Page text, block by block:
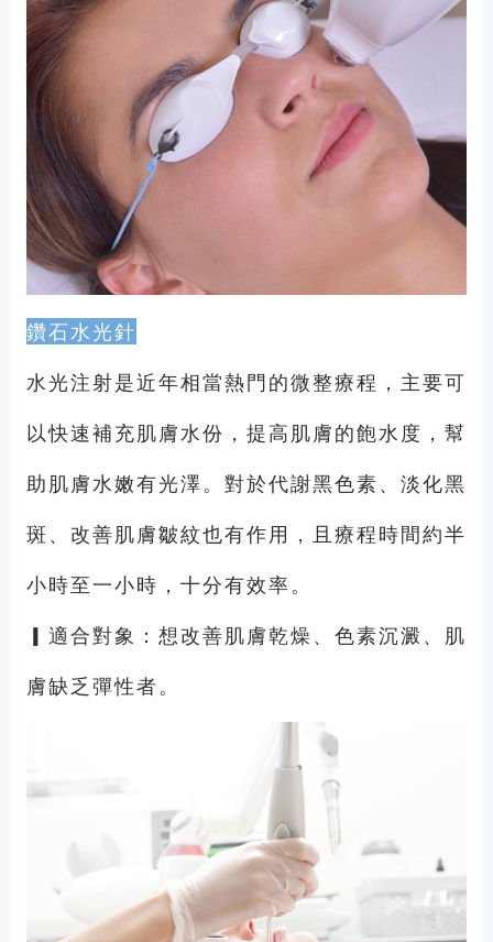
鑽石水光針
水光注射是近年相當熱門的微整療程，主要可
以快速補充肌膚水份，提高肌膚的飽水度，幫
助肌膚水嫩有光澤。對於代謝黑色素、淡化黑
斑、改善肌膚皺紋也有作用，且療程時間約半
小時至一小時，十分有效率。
▎適合對象：想改善肌膚乾燥、色素沉澱、肌
膚缺乏彈性者。